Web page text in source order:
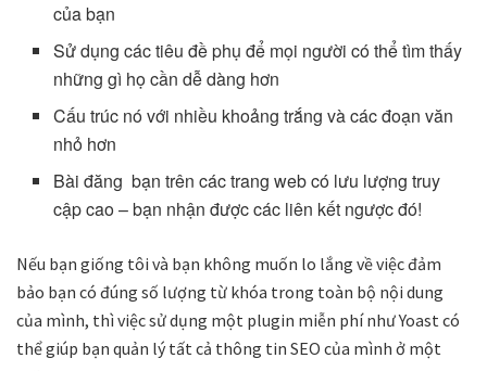
của bạn
Sử dụng các tiêu đề phụ để mọi người có thể tìm thấy
những gì họ cần dễ dàng hơn
Cấu trúc nó với nhiều khoảng trắng và các đoạn văn
nhỏ hơn
Bài đăng bạn trên các trang web có lưu lượng truy
cập cao – bạn nhận được các liên kết ngược đó!
Nếu bạn giống tôi và bạn không muốn lo lắng về việc đảm
bảo bạn có đúng số lượng từ khóa trong toàn bộ nội dung
của mình, thì việc sử dụng một plugin miễn phí như Yoast có
thể giúp bạn quản lý tất cả thông tin SEO của mình ở một